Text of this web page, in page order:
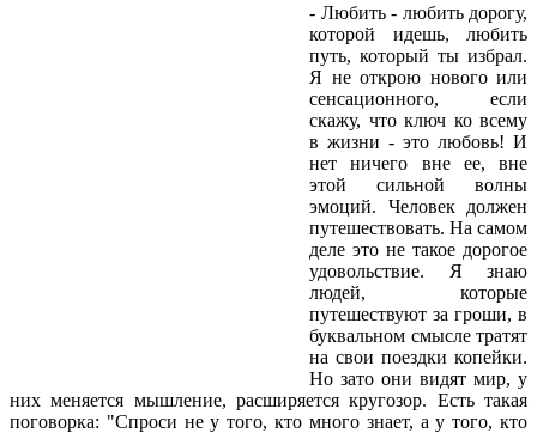
- Любить - любить дорогу,
которой идешь, любить
путь, который ты избрал.
Я не открою нового или
сенсационного, если
скажу, что ключ ко всему
в жизни - это любовь! И
нет ничего вне ее, вне
этой сильной волны
эмоций. Человек должен
путешествовать. На самом
деле это не такое дорогое
удовольствие. Я знаю
людей, которые
путешествуют за гроши, в
буквальном смысле тратят
на свои поездки копейки.
Но зато они видят мир, у
них меняется мышление, расширяется кругозор. Есть такая
поговорка: "Спроси не у того, кто много знает, а у того, кто